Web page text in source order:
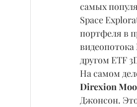
самых
Space
портфеля в
видеопотока
другом ETF
На самом
Direxion
Джонсон.